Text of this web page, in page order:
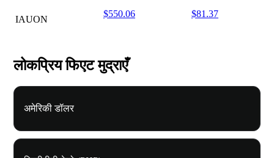
IAUON
$550.06 $81.37
लोकप्रिय फिएट मुद्राएँ
अमेरिकी डॉलर